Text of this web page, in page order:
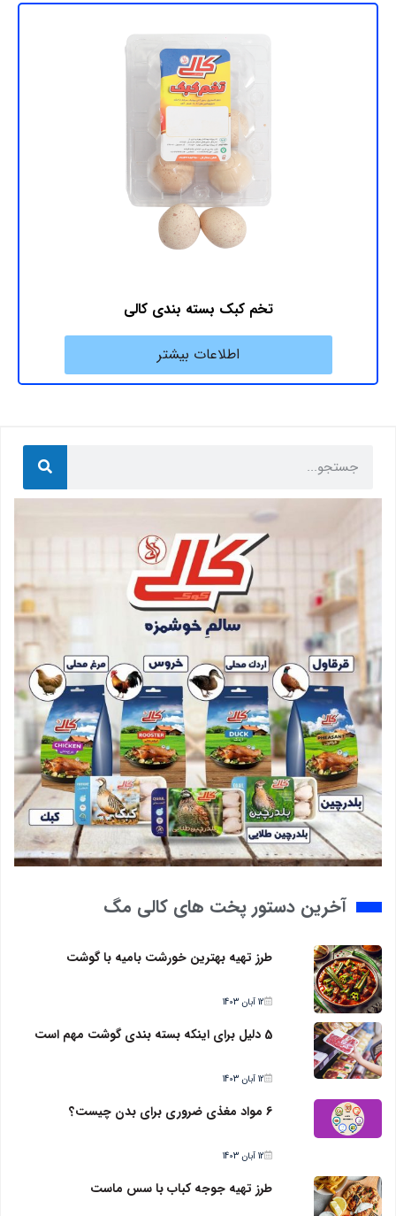
تخم کبک بسته بندی کالی
اطلاعات بیشتر
آخرین دستور پخت های کالی مگ
طرز تهیه بهترین خورشت بامیه با گوشت
12 آبان 1403
5 دلیل برای اینکه بسته بندی گوشت مهم است
12 آبان 1403
6 مواد مغذی ضروری برای بدن چیست؟
12 آبان 1403
طرز تهیه جوجه کباب با سس ماست